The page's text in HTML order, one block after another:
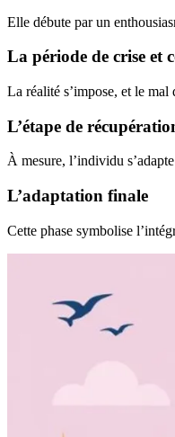
Elle débute par un
La période de crise et
La réalité s’impose, et le
L’étape de
À mesure, l’individu
L’adaptation finale
Cette phase symbolise